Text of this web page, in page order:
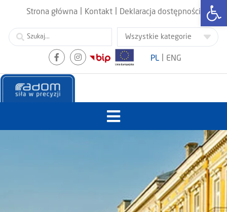
Strona główna Kontakt Deklaracja dostępności
PL ENG